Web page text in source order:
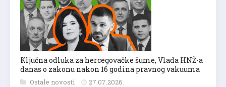
Ključna odluka za hercegovačke šume, Vlada HNŽ-a
danas o zakonu nakon 16 godina pravnog vakuuma
Ostale novosti 27.07.2026.